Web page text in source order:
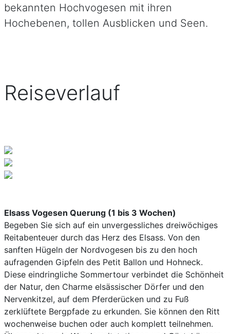
bekannten Hochvogesen mit ihren
Hochebenen, tollen Ausblicken und Seen.
Reiseverlauf
Elsass Vogesen Querung (1 bis 3 Wochen)
Begeben Sie sich auf ein unvergessliches dreiwöchiges
Reitabenteuer durch das Herz des Elsass. Von den
sanften Hügeln der Nordvogesen bis zu den hoch
aufragenden Gipfeln des Petit Ballon und Hohneck.
Diese eindringliche Sommertour verbindet die Schönheit
der Natur, den Charme elsässischer Dörfer und den
Nervenkitzel, auf dem Pferderücken und zu Fuß
zerklüftete Bergpfade zu erkunden. Sie können den Ritt
wochenweise buchen oder auch komplett teilnehmen.